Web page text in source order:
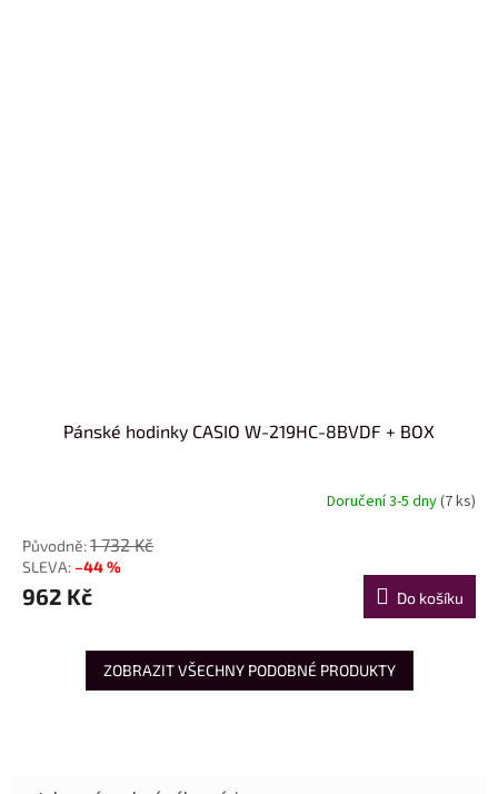
Pánské hodinky CASIO W-219HC-8BVDF + BOX
Doručení 3-5 dny(7 ks)
1 732 Kč
–44 %
962 Kč Do košíku
ZOBRAZIT VŠECHNY PODOBNÉ PRODUKTY